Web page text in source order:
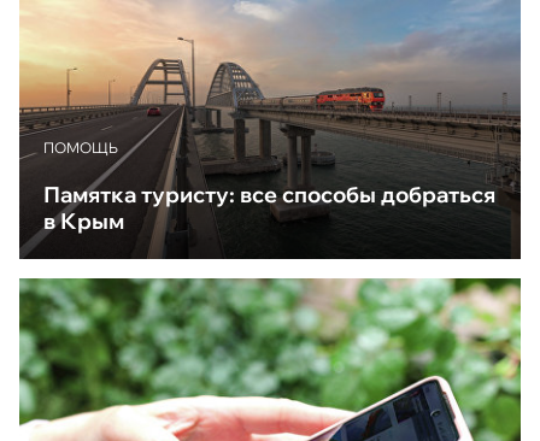
ПОМОЩЬ
Памятка туристу: все способы добраться
в Крым